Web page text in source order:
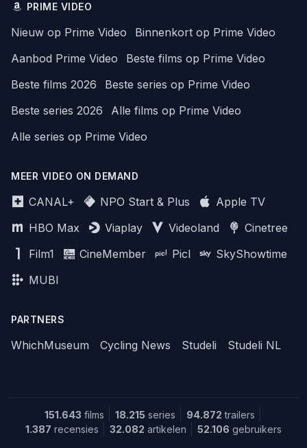
PRIME VIDEO
Nieuw op Prime Video
Binnenkort op Prime Video
Aanbod Prime Video
Beste films op Prime Video
Beste films 2026
Beste series op Prime Video
Beste series 2026
Alle films op Prime Video
Alle series op Prime Video
MEER VIDEO ON DEMAND
CANAL+ NPO Start & Plus
Apple TV
HBO Max
Viaplay Videoland
Cinetree
Film1
CineMember Picl
SkyShowtime
MUBI
PARTNERS
WhichMuseum Cycling News Studeli Studeli NL
151.643 films 18.215 series 94.872 trailers
1.387 recensies 32.082 artikelen 52.106 gebruikers